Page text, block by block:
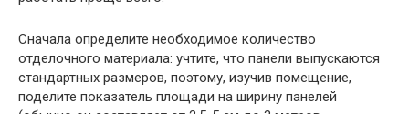
Сначала определите необходимое количество
отделочного материала: учтите, что панели выпускаются
стандартных размеров, поэтому, изучив помещение,
поделите показатель площади на ширину панелей